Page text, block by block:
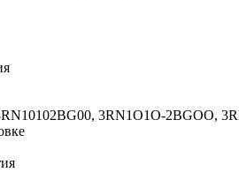
3RN1O1O-2BGOO,